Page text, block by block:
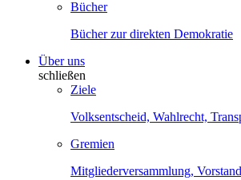
Bücher
Bücher zur direkten Demokratie
Über uns
schließen
Ziele
Volksentscheid, Wahlrecht,
Gremien
Mitgliederversammlung,